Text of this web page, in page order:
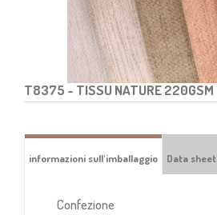
T8375 - TISSU NATURE 220GSM
informazioni sull'imballaggio Data sheet
Confezione